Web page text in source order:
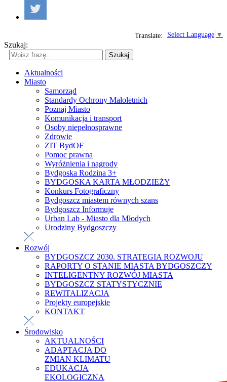
Select Language ▼
Translate:
Szukaj:
Szukaj
Aktualności
Miasto
Samorząd
Standardy Ochrony Małoletnich
Poznaj Miasto
Komunikacja i transport
Osoby niepełnosprawne
Zdrowie
ZIT BydOF
Pomoc prawna
Wyróżnienia i nagrody
Bydgoska Rodzina 3+
BYDGOSKA KARTA MŁODZIEŻY
Konkurs Fotograficzny
Bydgoszcz miastem równych szans
Bydgoszcz Informuje
Urban Lab - Miasto dla Młodych
Urodziny Bydgoszczy
Rozwój
BYDGOSZCZ 2030. STRATEGIA ROZWOJU
RAPORTY O STANIE MIASTA BYDGOSZCZY
INTELIGENTNY ROZWÓJ MIASTA
BYDGOSZCZ STATYSTYCZNIE
REWITALIZACJA
Projekty europejskie
KONTAKT
Środowisko
AKTUALNOŚCI
ADAPTACJA DO
ZMIAN KLIMATU
EDUKACJA
EKOLOGICZNA